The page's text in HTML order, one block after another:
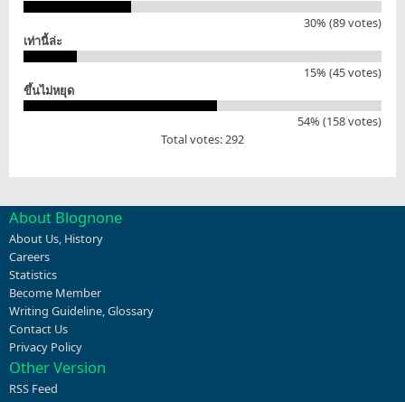
30% (89 votes)
เท่านี้ล่ะ
15% (45 votes)
ขึ้นไม่หยุด
54% (158 votes)
Total votes: 292
About Blognone
About Us, History
Careers
Statistics
Become Member
Writing Guideline,Glossary
Contact Us
Privacy Policy
Other Version
RSS Feed